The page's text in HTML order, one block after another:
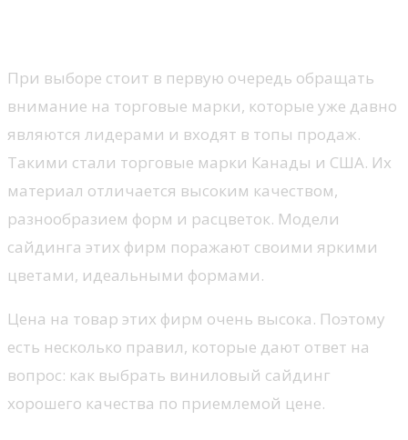
При выборе стоит в первую очередь обращать
внимание на торговые марки, которые уже давно
являются лидерами и входят в топы продаж.
Такими стали торговые марки Канады и США. Их
материал отличается высоким качеством,
разнообразием форм и расцветок. Модели
сайдинга этих фирм поражают своими яркими
цветами, идеальными формами.
Цена на товар этих фирм очень высока. Поэтому
есть несколько правил, которые дают ответ на
вопрос: как выбрать виниловый сайдинг
хорошего качества по приемлемой цене.